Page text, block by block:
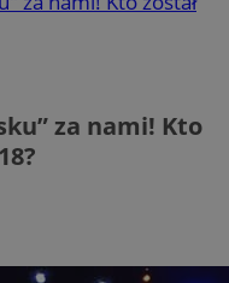
za nami! Kto